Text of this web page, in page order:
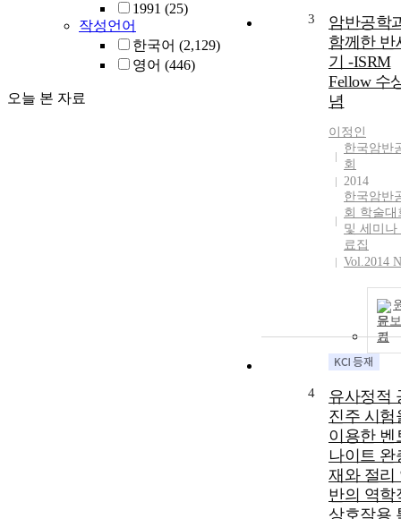
1991 (25)
작성언어
한국어 (2,129)
영어 (446)
오늘 본 자료
3
암반공학
함께한 반
기 -ISRM
Fellow 수
념
이정인
한국암반
회
2014
한국암반
회 학술대
및 세미나
료집
Vol.2014
문보
기
4
유사정적
진주 시험
이용한 벤
나이트 완
재와 절리
반의 역학
상호작용